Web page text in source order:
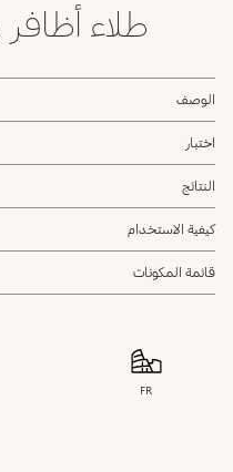
طلاء
الوصف
اختبار
النتائج
كيفية الاستخدام
قائمة المكونات
FR